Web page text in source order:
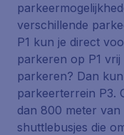
verschillende
P1 kun je direct
parkeren op P1
parkeren? Dan
parkeerterrein P3.
dan 800 meter van
shuttlebusjes die